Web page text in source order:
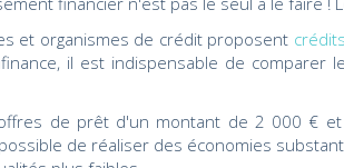
et organismes de crédit proposent
il est indispensable de comparer
de prêt d'un montant de 2 000 €
de réaliser des économies